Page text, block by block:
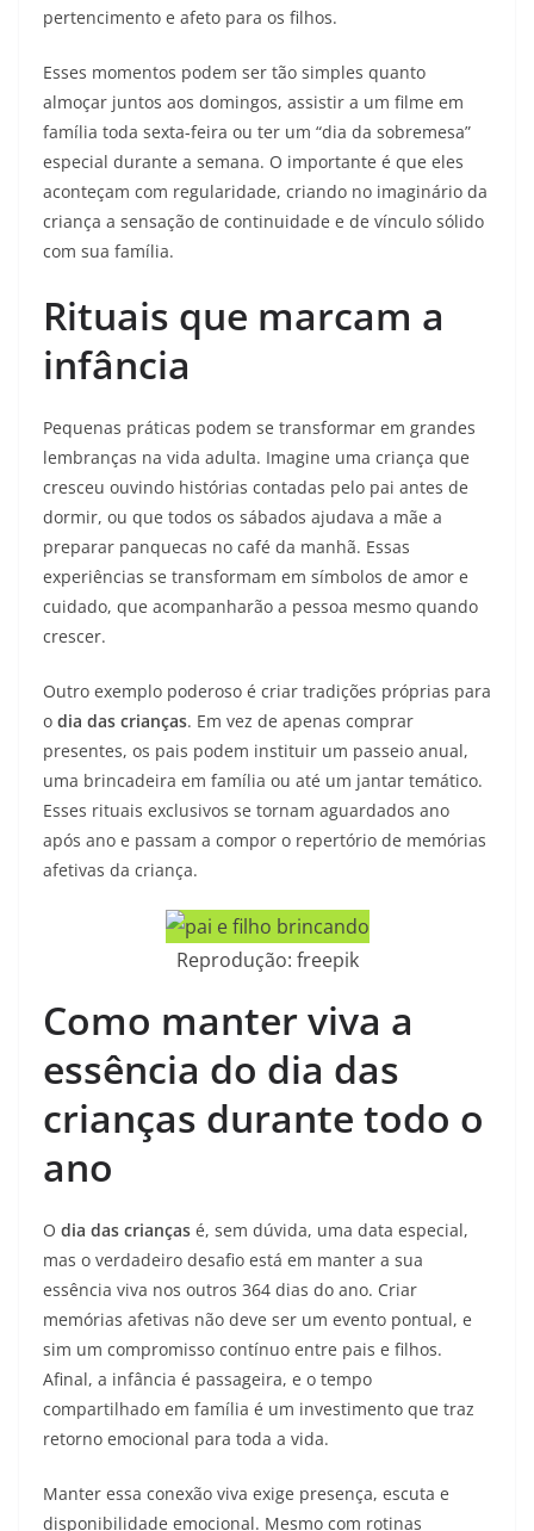
pertencimento e afeto para os filhos.
Esses momentos podem ser tão simples quanto
almoçar juntos aos domingos, assistir a um filme em
família toda sexta-feira ou ter um “dia da sobremesa”
especial durante a semana. O importante é que eles
aconteçam com regularidade, criando no imaginário da
criança a sensação de continuidade e de vínculo sólido
com sua família.
Rituais que marcam a
infância
Pequenas práticas podem se transformar em grandes
lembranças na vida adulta. Imagine uma criança que
cresceu ouvindo histórias contadas pelo pai antes de
dormir, ou que todos os sábados ajudava a mãe a
preparar panquecas no café da manhã. Essas
experiências se transformam em símbolos de amor e
cuidado, que acompanharão a pessoa mesmo quando
crescer.
Outro exemplo poderoso é criar tradições próprias para
o dia das crianças. Em vez de apenas comprar
presentes, os pais podem instituir um passeio anual,
uma brincadeira em família ou até um jantar temático.
Esses rituais exclusivos se tornam aguardados ano
após ano e passam a compor o repertório de memórias
afetivas da criança.
Reprodução: freepik
Como manter viva a
essência do dia das
crianças durante todo o
ano
O dia das crianças é, sem dúvida, uma data especial,
mas o verdadeiro desafio está em manter a sua
essência viva nos outros 364 dias do ano. Criar
memórias afetivas não deve ser um evento pontual, e
sim um compromisso contínuo entre pais e filhos.
Afinal, a infância é passageira, e o tempo
compartilhado em família é um investimento que traz
retorno emocional para toda a vida.
Manter essa conexão viva exige presença, escuta e
disponibilidade emocional. Mesmo com rotinas